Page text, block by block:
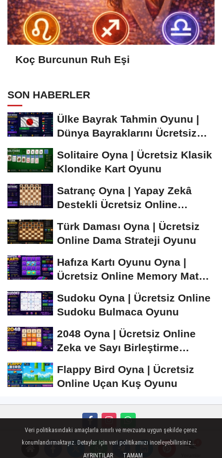
Koç Burcunun Ruh Eşi
SON HABERLER
Ülke Bayrak Tahmin Oyunu |
Dünya Bayraklarını Ücretsiz
Solitaire Oyna | Ücretsiz Klasik
Klondike Kart Oyunu
Satranç Oyna | Yapay Zekâ
Destekli Ücretsiz Online
Türk Daması Oyna | Ücretsiz
Online Dama Strateji Oyunu
Hafıza Kartı Oyunu Oyna |
Ücretsiz Online Memory Match
Sudoku Oyna | Ücretsiz Online
Sudoku Bulmaca Oyunu
2048 Oyna | Ücretsiz Online
Zeka ve Sayı Birleştirme
Flappy Bird Oyna | Ücretsiz
Online Uçan Kuş Oyunu
Künye İletişim Çerez Politikası Gizlilik İlkeleri
Veri politikasındaki amaçlarla sınırlı ve mevzuata uygun şekilde çerez
konumlandırmaktayız. Detaylar için veri politikamızı inceleyebilirsiniz...
AYRINTILAR
TAMAM